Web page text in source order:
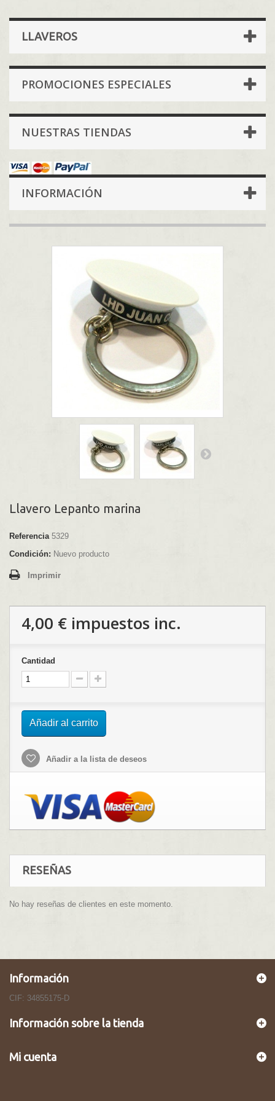
LLAVEROS
PROMOCIONES ESPECIALES
NUESTRAS TIENDAS
INFORMACIÓN
Llavero Lepanto marina
Referencia 5329
Condición: Nuevo producto
Imprimir
4,00 € impuestos inc.
Cantidad
Añadir al carrito
Añadir a la lista de deseos
RESEÑAS
No hay reseñas de clientes en este momento.
Información
CIF: 34855175-D
Información sobre la tienda
Mi cuenta